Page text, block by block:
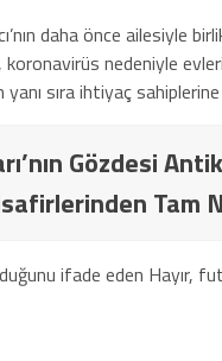
daha önce ailesiyle
nedeniyle
yanı sıra ihtiyaç
Gözdesi
Tam
ifade eden Hayır,